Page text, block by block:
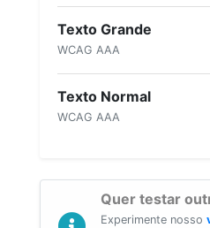
Texto Grande
WCAG AAA
Texto Normal
WCAG AAA
Quer testar
Experimente nosso